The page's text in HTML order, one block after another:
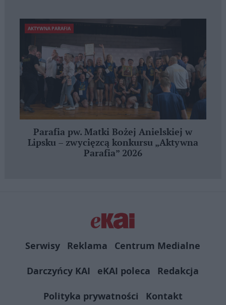
AKTYWNA PARAFIA
Parafia pw. Matki Bożej Anielskiej w
Lipsku – zwycięzcą konkursu „Aktywna
Parafia” 2026
Serwisy Reklama
Centrum Medialne
Darczyńcy KAI
eKAI poleca
Redakcja
Polityka prywatności
Kontakt